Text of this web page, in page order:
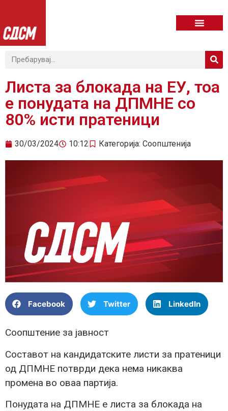
Листа за блокада на ЕУ, тоа
е понудата на ДПМНЕ со
80% исти пратеници
30/03/2024 10:12 Категорија: Соопштенија
Facebook Twitter LinkedIn
Соопштение за јавност
Составот на кандидатските листи за пратеници
од ДПМНЕ потврди дека нема никаква
промена во оваа партија.
Понудата на ДПМНЕ е листа за блокада на